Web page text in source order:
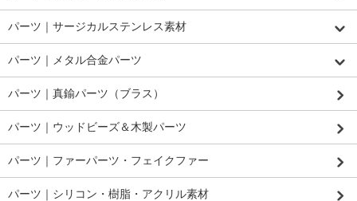
パーツ｜サージカルステンレス素材
パーツ｜メタル合金パーツ
パーツ｜真鍮パーツ（ブラス）
パーツ｜ウッドビーズ＆木製パーツ
パーツ｜ファーパーツ・フェイクファー
パーツ｜シリコン・樹脂・アクリル素材